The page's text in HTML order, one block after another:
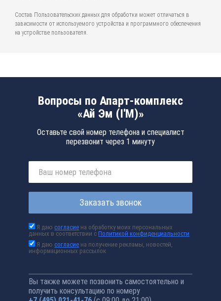
Состав Пользовательских данных для обработки может отличаться в
зависимости от используемого устройства и программного обеспечения
на устройстве пользователя.
Вопросы по Апарт-комплекс
«Ай Эм (I'M)»
Оставьте свой номер телефона и специалист
перезвонит через 1 минуту
Заказать звонок
Я даюсогласие на обработку моих персональных
данных в соответствии сПолитикой конфиденциальности
Я даюсогласие на получение рекламы, новостей,
информационных рассылок
Вы также можете позвонить самостоятельно и
получить консультацию по номеру